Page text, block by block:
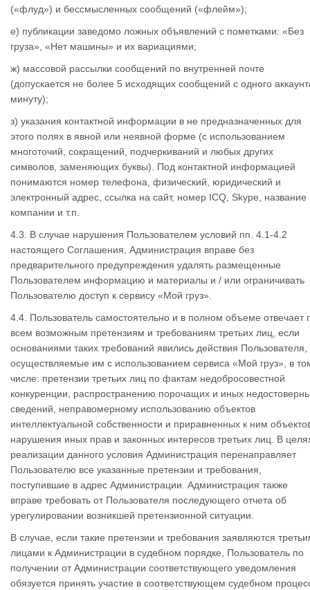
(«флуд») и бессмысленных сообщений («флейм»);
е) публикации заведомо ложных объявлений с пометками: «Без
груза», «Нет машины» и их вариациями;
ж) массовой рассылки сообщений по внутренней почте
(допускается не более 5 исходящих сообщений с одного
минуту);
з) указания контактной информации в не предназначенных для
этого полях в явной или неявной форме (с использованием
многоточий, сокращений, подчеркиваний и любых других
символов, заменяющих буквы). Под контактной информацией
понимаются номер телефона, физический, юридический и
электронный адрес, ссылка на сайт, номер ICQ, Skype, название
компании и т.п.
4.3. В случае нарушения Пользователем условий пп. 4.1-4.2
настоящего Соглашения, Администрация вправе без
предварительного предупреждения удалять размещенные
Пользователем информацию и материалы и / или ограничивать
Пользователю доступ к сервису «Мой груз».
4.4. Пользователь самостоятельно и в полном объеме отвечает
всем возможным претензиям и требованиям третьих лиц, если
основаниями таких требований явились действия Пользователя,
осуществляемые им с использованием сервиса «Мой груз», в
числе: претензии третьих лиц по фактам недобросовестной
конкуренции, распространению порочащих и иных
сведений, неправомерному использованию объектов
интеллектуальной собственности и приравненных к ним
нарушения иных прав и законных интересов третьих лиц. В
реализации данного условия Администрация перенаправляет
Пользователю все указанные претензии и требования,
поступившие в адрес Администрации. Администрация также
вправе требовать от Пользователя последующего отчета об
урегулировании возникшей претензионной ситуации.
В случае, если такие претензии и требования заявляются
лицами к Администрации в судебном порядке, Пользователь по
получении от Администрации соответствующего уведомления
обязуется принять участие в соответствующем судебном